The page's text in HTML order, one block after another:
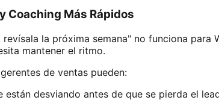
Coaching Más Rápidos
la próxima semana" no funciona para
mantener el ritmo.
de ventas pueden:
están desviando antes de que se pierda el